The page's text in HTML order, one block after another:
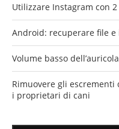
Utilizzare Instagram con
Android: recuperare file
Volume basso
Rimuovere gli escrementi
i proprietari di cani